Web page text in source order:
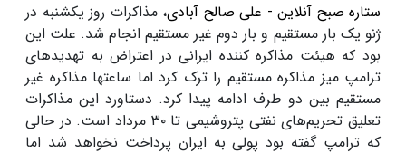
ستاره صبح آنلاین - علی صالح آبادی، مذاکرات روز یکشنبه در
ژنو یک بار مستقیم و بار دوم غیر مستقیم انجام شد. علت این
بود که هیئت مذاکره کننده ایرانی در اعتراض به تهدیدهای
ترامپ میز مذاکره مستقیم را ترک کرد اما ساعتها مذاکره غیر
مستقیم بین دو طرف ادامه پیدا کرد. دستاورد این مذاکرات
تعلیق تحریم‌های نفتی پتروشیمی تا ۳۰ مرداد است. در حالی
که ترامپ گفته بود پولی به ایران پرداخت نخواهد شد اما